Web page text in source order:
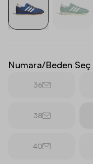
Numara/Beden Seç
36
38
40